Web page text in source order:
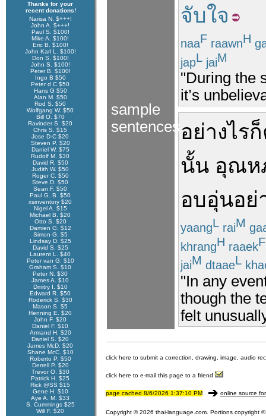
Thanks for your
recent donations!
Narisa N. $+++!
John A. $+++!
Paul S. $100!
Mike A. $100!
Eric B. $100!
John Karl L. $100!
Don S. $100!
John S. $100!
Peter B. $100!
Ingo B $50
Peter d C $50
Hans G $50
Alan M. $50
Rod S. $50
Wolfgang W. $50
Bill O. $70
Ravinder S. $20
Chris S. $15
Jose D-C $20
Steven P. $20
Daniel W. $75
Rudolf M. $30
David R. $50
Judith W. $50
Roger C. $50
Steve D. $50
Sean F. $50
Paul G. B. $50
xsinventory $20
Nigel A. $15
Michael B. $20
Otto S. $20
Damien G. $12
Simon G. $5
Lindsay D. $25
David S. $25
Laurent L. $40
Peter van G. $10
Graham S. $10
Peter N. $30
James A. $10
Dmitry I. $10
Edward R. $50
Roderick S. $30
Mason S. $5
Henning E. $20
John F. $20
Daniel F. $10
Armand H. $20
Daniel S. $20
James McD. $20
Shane McC. $10
Roberto P. $50
Derrell P. $20
Trevor O. $30
Patrick H. $25
Rick @SS $15
Gene H. $10
Aye A. M. $33
S. Cummings $25
Will F. $20
sample
sentences
จับใจ
naaF raawnH
japL jaiM
"During the
it’s
อย่างไร
นั้น อุณห
อบอุ่นอย่
yaangL raiM
khrangH raaekF
jaiM dtaaeL
"In any
though the
felt
click here to submit a correction, drawing, image, audio
click here to e-mail this page to a friend
page cached 8/6/2026 1:37:10 PM online source
Copyright © 2026 thai-language.com. Portions copyright